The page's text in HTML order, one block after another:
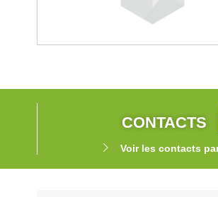
CONTACTS
Voir les contacts